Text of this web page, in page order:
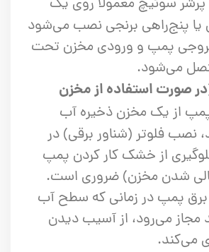
یا پنج‌راهی برنجی نصب می‌شود
پمپ و ورودی مخزن تحت
می‌شود.
صورت استفاده از مخزن
از یک مخزن ذخیره آب
نصب فلوتر (شناور برقی) در
از خشک کار کردن پمپ
شدن مخزن) ضروری است.
برق پمپ در زمانی که سطح آب
مجاز می‌رود، از آسیب دیدن
می‌کند.